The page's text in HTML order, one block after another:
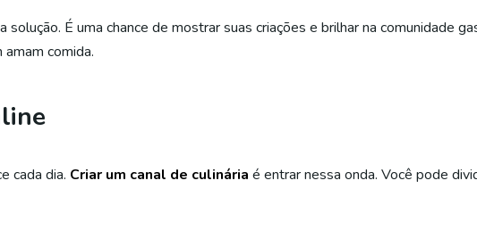
solução. É uma chance de mostrar suas criações e brilhar na comunidade
comida.
cada dia. Criar um canal de culinária é entrar nessa onda. Você pode